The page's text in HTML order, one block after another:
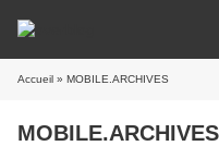
Accueil » MOBILE.ARCHIVES
MOBILE.ARCHIVES